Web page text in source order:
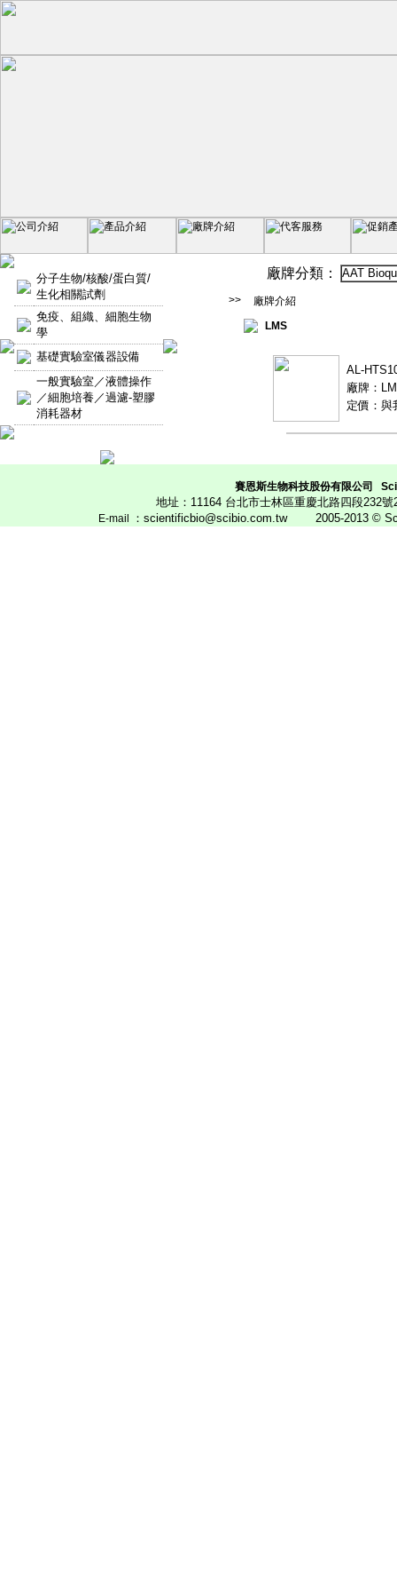
分子生物/核酸/蛋白質/
生化相關試劑
免疫、組織、細胞生物
學
基礎實驗室儀器設備
一般實驗室／液體操作
／細胞培養／過濾-塑膠
消耗器材
廠牌分類： AAT
>>
廠牌介紹
LMS
AL-
廠牌：
定價：與
賽恩斯生物科技股份有限公司
地址：11164 台北市士林區重慶北路四段
E-mail ：scientificbio@scibio.com.tw 2005-2013 ©